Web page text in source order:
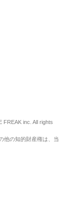
inc. All rights
他の知的財産権は、当